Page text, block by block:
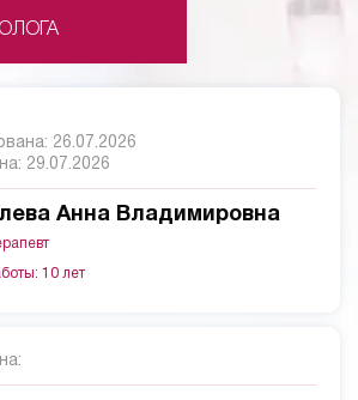
26.07.2026
29.07.2026
Анна Владимировна
10 лет